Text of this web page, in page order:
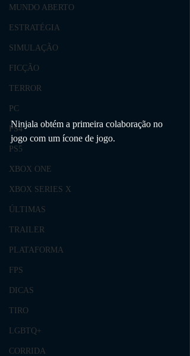
MUNDO ABERTO
ESTRATÉGIA
SIMULAÇÃO
FICÇÃO
TERROR
PC
PS4
PS5
XBOX ONE
XBOX SERIES X
ÚLTIMAS
TRAILER
PLATAFORMA
FPS
DICAS
TIRO
LGBTQ+
CORRIDA
Ninjala obtém a primeira colaboração no
jogo com um ícone de jogo.